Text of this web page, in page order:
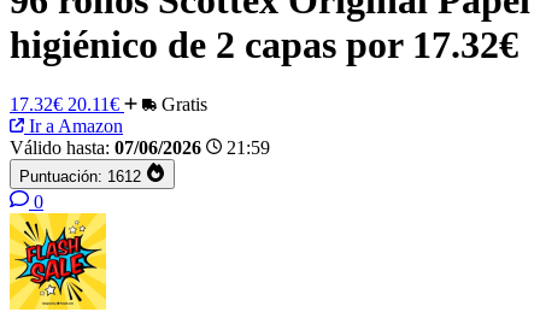
higiénico de 2 capas por 17.32€
17.32€ 20.11€
Gratis
Ir a Amazon
Válido hasta: 07/06/2026 21:59
Puntuación: 1612
0